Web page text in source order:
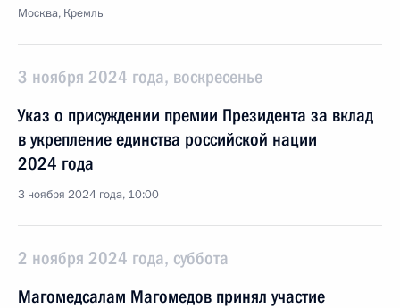
Москва, Кремль
3 ноября 2024 года, воскресенье
Указ о присуждении премии Президента за вклад
в укрепление единства российской нации
2024 года
3 ноября 2024 года, 10:00
2 ноября 2024 года, суббота
Магомедсалам Магомедов принял участие